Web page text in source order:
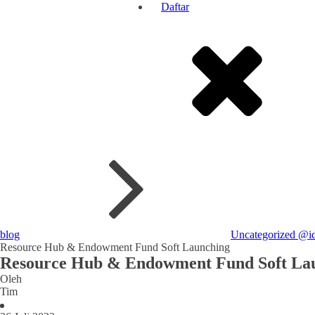
Daftar
blog
Uncategorized
Resource Hub & Endowment Fund Soft Launching
Resource Hub & Endowment Fund Soft
Oleh
Tim